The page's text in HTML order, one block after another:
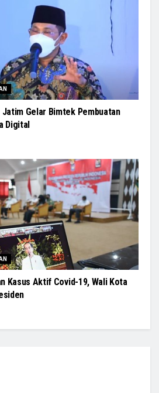
Jatim Gelar Bimtek Pembuatan
Digital
Kasus Aktif Covid-19, Wali Kota